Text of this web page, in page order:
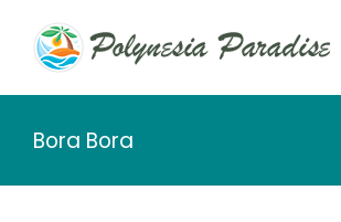
Inhalt
springen
Bora Bora